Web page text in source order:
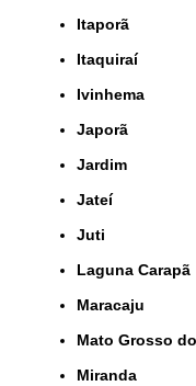
Itaporã
Itaquiraí
Ivinhema
Japorã
Jardim
Jateí
Juti
Laguna Carapã
Maracaju
Mato Grosso
Miranda